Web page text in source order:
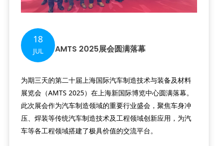
18
JUL AMTS 2025展会圆满落幕
为期三天的第二十届上海国际汽车制造技术与装备及材料
展览会（AMTS 2025）在上海新国际博览中心圆满落幕。
此次展会作为汽车制造领域的重要行业盛会，聚焦车身冲
压、焊装等传统汽车制造技术及工程领域创新应用，为汽
车等各工程领域搭建了极具价值的交流平台。